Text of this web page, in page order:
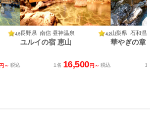
4.5
～ 税込
長野県 南信 昼神温泉 4.2
ユルイの宿 恵山
1名 16,500円～ 税込
山梨県 石和温泉
華やぎの章
1名